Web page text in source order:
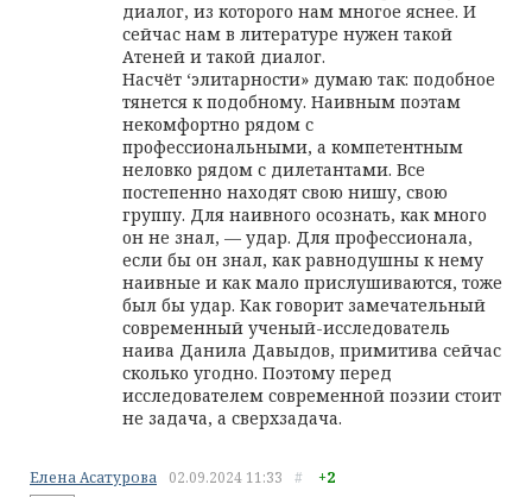
диалог, из которого нам многое яснее. И
сейчас нам в литературе нужен такой
Атеней и такой диалог.
Насчёт ‘элитарности» думаю так: подобное
тянется к подобному. Наивным поэтам
некомфортно рядом с
профессиональными, а компетентным
неловко рядом с дилетантами. Все
постепенно находят свою нишу, свою
группу. Для наивного осознать, как много
он не знал, — удар. Для профессионала,
если бы он знал, как равнодушны к нему
наивные и как мало прислушиваются, тоже
был бы удар. Как говорит замечательный
современный ученый-исследователь
наива Данила Давыдов, примитива сейчас
сколько угодно. Поэтому перед
исследователем современной поэзии стоит
не задача, а сверхзадача.
Елена Асатурова 02.09.2024 11:33 # +2